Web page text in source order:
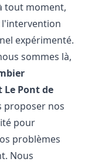
tout moment,
l'intervention
expérimenté.
sommes là,
Le Pont de
proposer nos
pour
problèmes
Nous